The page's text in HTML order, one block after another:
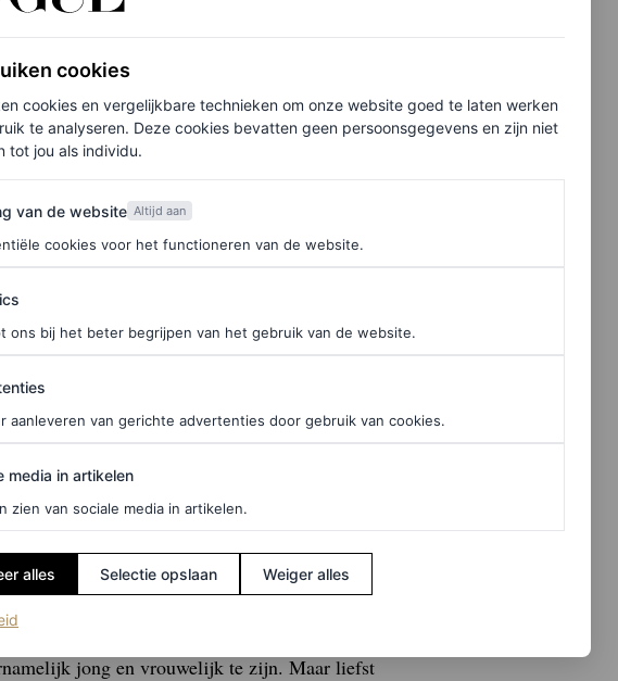
Een aantal gebruikers post er
inspiratie op uit boeken en gaat in gesprek
de populariteit op BookTok. Een voorbeeld van
Duitsland. De winkel kon zichzelf van
begon te bespreken op TikTok, wat nieuwe
Witte nachtenvan Fjodor Dostojevski, voor
uitverkocht op Amazon nadat de Britse
op TikTok.
dat?
van de belangrijkste sociale media op het
jong en vrouwelijk te zijn. Maar liefst
cookies
cookies en vergelijkbare technieken om onze website goed te laten werken
te analyseren. Deze cookies bevatten geen persoonsgegevens en zijn niet
tot jou als individu.
de website
van de website Altijd aan
cookies voor het functioneren van de website.
ons bij het beter begrijpen van het gebruik van de website.
aanleveren van gerichte advertenties door gebruik van cookies.
in artikelen
media in artikelen
zien van sociale media in artikelen.
alles Selectie opslaan Weiger alles